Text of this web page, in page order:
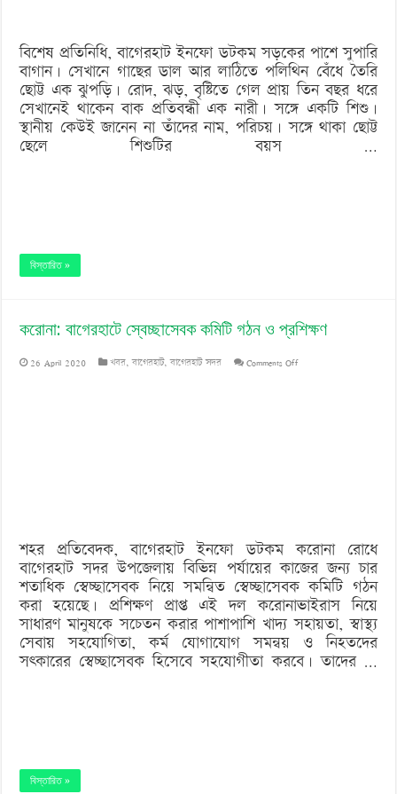
বিশেষ প্রতিনিধি, বাগেরহাট ইনফো ডটকম সড়কের পাশে সুপারি
বাগান। সেখানে গাছের ডাল আর লাঠিতে পলিথিন বেঁধে তৈরি
ছোট্ট এক ঝুপড়ি। রোদ, ঝড়, বৃষ্টিতে গেল প্রায় তিন বছর ধরে
সেখানেই থাকেন বাক প্রতিবন্ধী এক নারী। সঙ্গে একটি শিশু।
স্থানীয় কেউই জানেন না তাঁদের নাম, পরিচয়। সঙ্গে থাকা ছোট্ট
ছেলে শিশুটির বয়স …
বিস্তারিত »
করোনা: বাগেরহাটে স্বেচ্ছাসেবক কমিটি গঠন ও প্রশিক্ষণ
26 April 2020 খবর,বাগেরহাট,বাগেরহাট সদর Comments Offon
প্রশিক্ষণ
শহর প্রতিবেদক, বাগেরহাট ইনফো ডটকম করোনা রোধে
বাগেরহাট সদর উপজেলায় বিভিন্ন পর্যায়ের কাজের জন্য চার
শতাধিক স্বেচ্ছাসেবক নিয়ে সমন্বিত স্বেচ্ছাসেবক কমিটি গঠন
করা হয়েছে। প্রশিক্ষণ প্রাপ্ত এই দল করোনাভাইরাস নিয়ে
সাধারণ মানুষকে সচেতন করার পাশাপাশি খাদ্য সহায়তা, স্বাস্থ্য
সেবায় সহযোগিতা, কর্ম যোগাযোগ সমন্বয় ও নিহতদের
সৎকারের স্বেচ্ছাসেবক হিসেবে সহযোগীতা করবে। তাদের …
বিস্তারিত »